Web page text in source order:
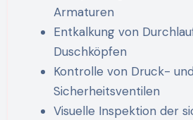
Armaturen
Entkalkung von
Duschköpfen
Kontrolle von Druck-
Sicherheitsventilen
Visuelle Inspektion der